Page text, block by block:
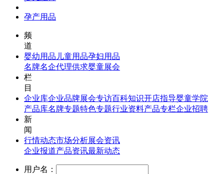
孕产用品
频
道
婴幼用品 儿童用品孕妇用品
名牌名企代理供求婴童展会
栏
目
企业库企业品牌展会专访百科知识开店指导婴童学院
产品库名牌专题特色专题行业资料产品专栏企业招聘
新
闻
行情动态市场分析展会资讯
企业报道产品资讯最新动态
用户名：